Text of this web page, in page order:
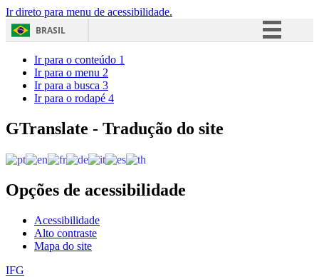
Ir direto para menu de acessibilidade.
BRASIL
Acesso à informação
Ir para o conteúdo 1
Ir para o menu 2
Ir para a busca 3
Ir para o rodapé 4
GTranslate - Tradução do site
Opções de acessibilidade
Acessibilidade
Alto contraste
Mapa do site
IFG